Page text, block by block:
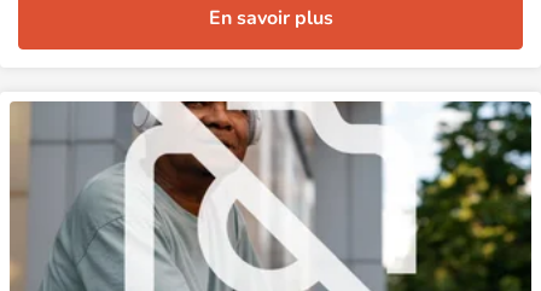
En savoir plus